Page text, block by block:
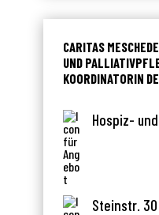
CARITAS
UND
KOORDINATORIN
Hospiz-
Steinstr. 30